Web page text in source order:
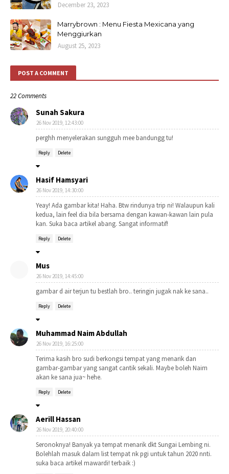
December 23, 2023
Marrybrown : Menu Fiesta Mexicana yang
Menggiurkan
August 25, 2023
POST A COMMENT
22 Comments
Sunah Sakura
26 Nov 2019, 12:43:00
perghh menyelerakan sungguh mee bandungg tu!
Reply Delete
Hasif Hamsyari
26 Nov 2019, 14:30:00
Yeay! Ada gambar kita! Haha. Btw rindunya trip ni! Walaupun kali
kedua, lain feel dia bila bersama dengan kawan-kawan lain pula
kan. Suka baca artikel abang. Sangat informatif!
Reply Delete
Mus
26 Nov 2019, 14:45:00
gambar d air terjun tu bestlah bro.. teringin jugak nak ke sana..
Reply Delete
Muhammad Naim Abdullah
26 Nov 2019, 16:25:00
Terima kasih bro sudi berkongsi tempat yang menarik dan
gambar-gambar yang sangat cantik sekali. Maybe boleh Naim
akan ke sana jua~ hehe.
Reply Delete
Aerill Hassan
26 Nov 2019, 20:40:00
Seronoknya! Banyak ya tempat menarik dkt Sungai Lembing ni.
Bolehlah masuk dalam list tempat nk pgi untuk tahun 2020 nnti.
suka baca artikel mawardi! terbaik :)